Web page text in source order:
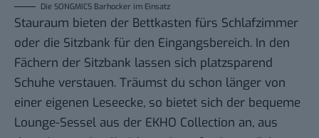
Die SONGMICS Barhocker im Einsatz
Stauraum bieten der Bettkasten fürs Schlafzimmer
oder die Sitzbank für den Eingangsbereich. In den
Fächern der Sitzbank lassen sich platzsparend
Schuhe verstauen. Träumst du schon länger von
einer eigenen Leseecke, so bietet sich der bequeme
Lounge-Sessel aus der EKHO Collection an, aus